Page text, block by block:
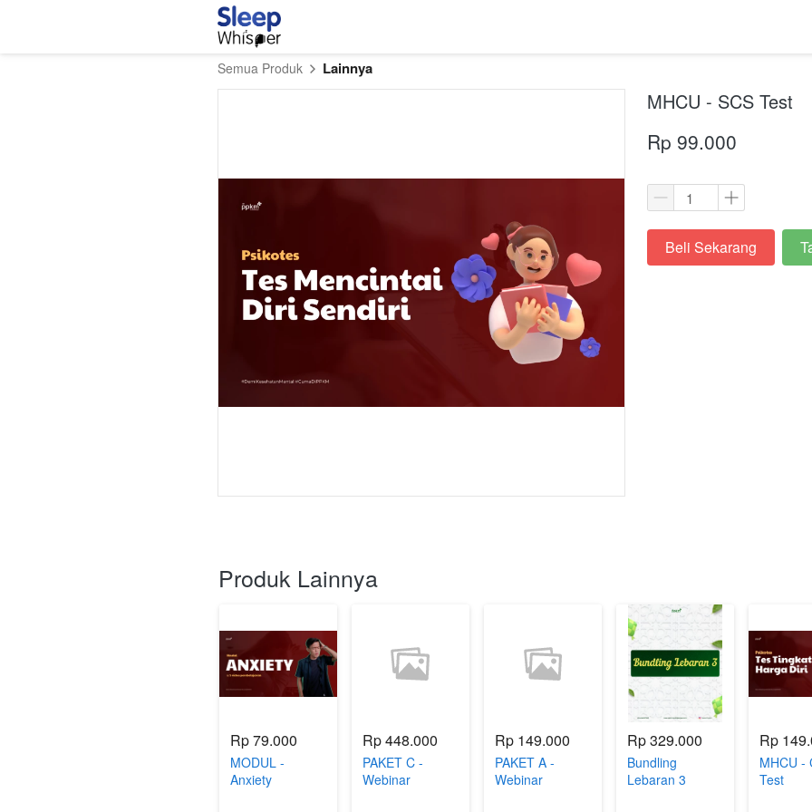
Semua Produk Lainnya
MHCU - SCS Test
Rp 99.000
`Beli Sekarang `
Produk Lainnya
Rp 79.000
MODUL -
Anxiety
Rp 448.000
PAKET C -
Webinar
Rp 149.000
PAKET A -
Webinar
Rp 329.000
Bundling
Lebaran 3
Rp
MHCU -
Test